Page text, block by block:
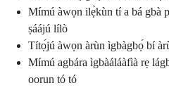
Mímú àwọn ilẹ̀kùn tí a bá gbà
ṣáájú lílò
Títọ́jú àwọn àrùn ìgbàgbọ́ bí
Mímú agbára ìgbàáláàfìà rẹ
oorun tó tó